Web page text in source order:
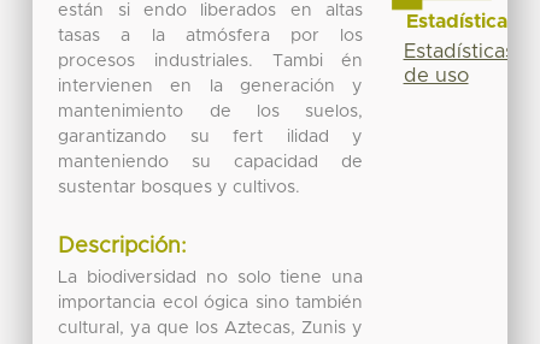
están si endo liberados en altas
tasas a la atmósfera por los
procesos industriales. Tambi én
intervienen en la generación y
mantenimiento de los suelos,
garantizando su fert ilidad y
manteniendo su capacidad de
sustentar bosques y cultivos.
Descripción:
La biodiversidad no solo tiene una
importancia ecol ógica sino también
cultural, ya que los Aztecas, Zunis y
Estadísticas
Estadísticas
de uso